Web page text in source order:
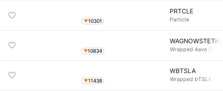
10301
PRTCLE
Particle
10834
WAGNOWSTETH
Wrapped Aave
11438
WBTSLA
Wrapped bTSLA